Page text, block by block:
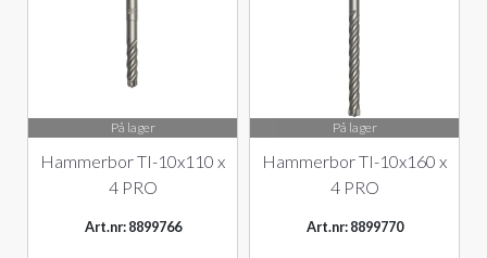
På lager
Hammerbor TI-10x110 x
4 PRO
Art.nr: 8899766
På lager
Hammerbor TI-10x160 x
4 PRO
Art.nr: 8899770